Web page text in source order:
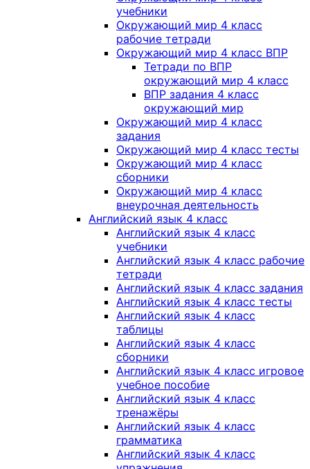
учебники
Окружающий мир 4 класс
рабочие тетради
Окружающий мир 4 класс ВПР
Тетради по ВПР
окружающий мир 4 класс
ВПР задания 4 класс
окружающий мир
Окружающий мир 4 класс
задания
Окружающий мир 4 класс тесты
Окружающий мир 4 класс
сборники
Окружающий мир 4 класс
внеурочная деятельность
Английский язык 4 класс
Английский язык 4 класс
учебники
Английский язык 4 класс рабочие
тетради
Английский язык 4 класс задания
Английский язык 4 класс тесты
Английский язык 4 класс
таблицы
Английский язык 4 класс
сборники
Английский язык 4 класс игровое
учебное пособие
Английский язык 4 класс
тренажёры
Английский язык 4 класс
грамматика
Английский язык 4 класс